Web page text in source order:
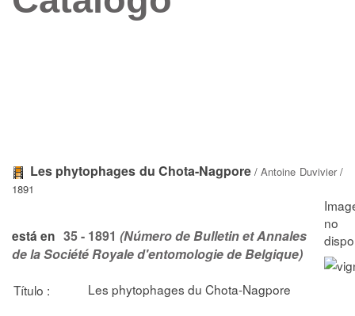
Les phytophages du Chota-Nagpore/Antoine Duvivier/
1891
está en 35 - 1891 (Número de Bulletin et Annales
de la Société Royale d'entomologie de Belgique)
Título :
Les phytophages du Chota-Nagpore